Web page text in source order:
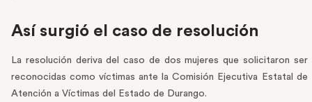
Así surgió el caso de resolución
La resolución deriva del caso de dos mujeres que solicitaron ser
reconocidas como víctimas ante la Comisión Ejecutiva Estatal de
Atención a Víctimas del Estado de Durango.